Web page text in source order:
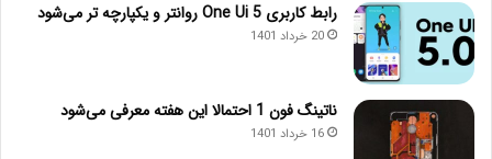
رابط کاربری One Ui 5 روانتر و یکپارچه تر می‌شود
20 خرداد 1401
ناتینگ فون 1 احتمالا این هفته معرفی می‌شود
16 خرداد 1401